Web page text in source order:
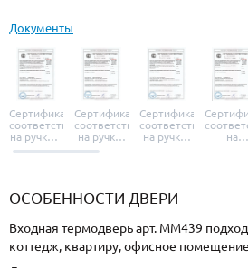
Документы
Сертификат
соответствия
на ручки и
броненакладки
Сертификат
соответствия
на ручки-
защелки
Сертификат
соответствия
на ручки-
на
ОСОБЕННОСТИ ДВЕРИ
Входная термодверь арт. ММ439
коттедж, квартиру, офисное